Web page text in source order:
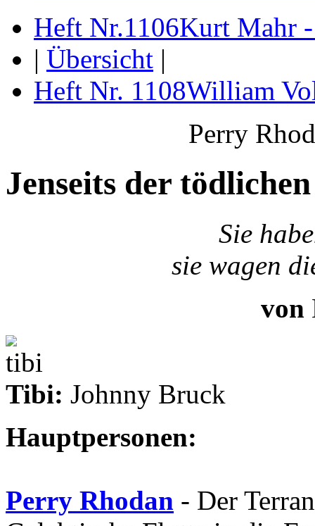
Heft Nr.1106Kurt Mahr
| Übersicht |
Heft Nr. 1108William
Perry
Jenseits der
Sie
sie wagen
von
Tibi: Johnny Bruck
Hauptpersonen:
Perry Rhodan - Der